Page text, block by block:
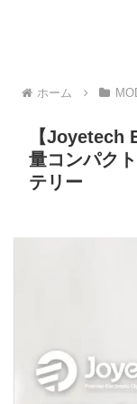
ホーム
【Joyetech
量コンパク
テリー